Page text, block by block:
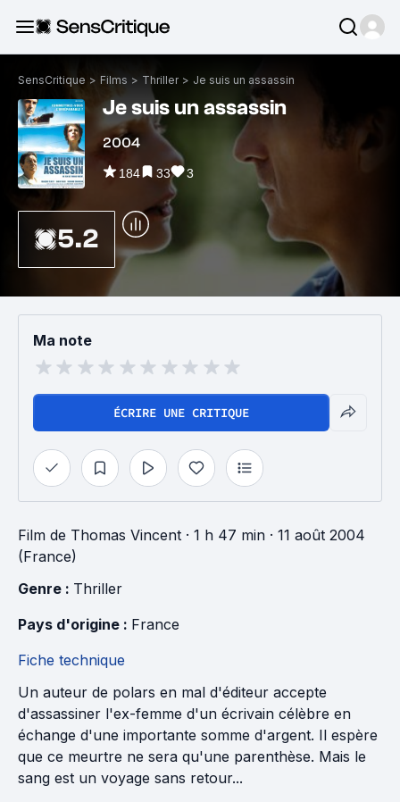
SensCritique > Films > Thriller > Je suis un assassin
Je suis un assassin
2004
184 33 3
5.2
Ma note
ÉCRIRE UNE CRITIQUE
Film de Thomas Vincent · 1 h 47 min · 11 août 2004
(France)
Genre : Thriller
Pays d'origine : France
Fiche technique
Un auteur de polars en mal d'éditeur accepte
d'assassiner l'ex-femme d'un écrivain célèbre en
échange d'une importante somme d'argent. Il espère
que ce meurtre ne sera qu'une parenthèse. Mais le
sang est un voyage sans retour...